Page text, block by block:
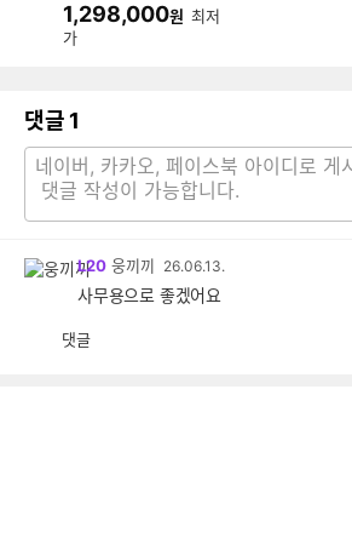
1,298,000원 최저
가
댓글 1
L20 웅끼끼 26.06.13.
사무용으로 좋겠어요
댓글